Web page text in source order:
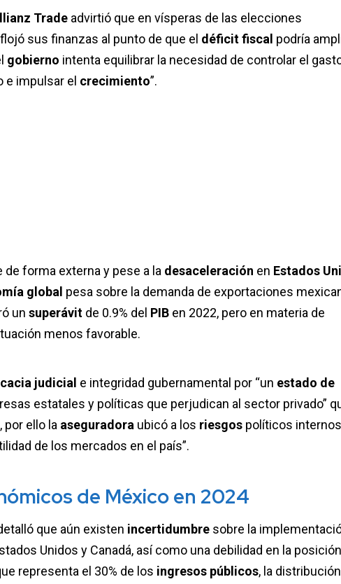
Trade advirtió que en vísperas de las elecciones
sus finanzas al punto de que el déficit fiscal podría
gobierno intenta equilibrar la necesidad de controlar el
e impulsar el crecimiento”.
de forma externa y pese a la desaceleración en Estados
global pesa sobre la demanda de exportaciones
un superávit de 0.9% del PIB en 2022, pero en materia de
menos favorable.
judicial e integridad gubernamental por “un estado de
estatales y políticas que perjudican al sector privado”
por ello la aseguradora ubicó a los riesgos políticos internos
de los mercados en el país”.
de México en 2024
que aún existen incertidumbre sobre la
Unidos y Canadá, así como una debilidad en la posición
representa el 30% de los ingresos públicos, la distribución